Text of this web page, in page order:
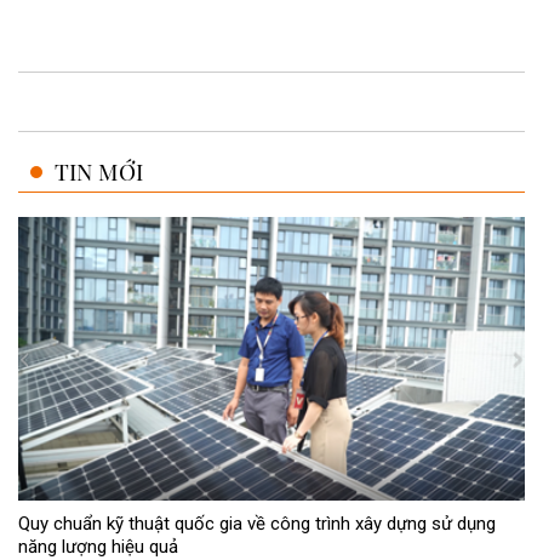
TIN MỚI
Quy chuẩn kỹ thuật quốc gia về công trình xây dựng sử dụng
năng lượng hiệu quả